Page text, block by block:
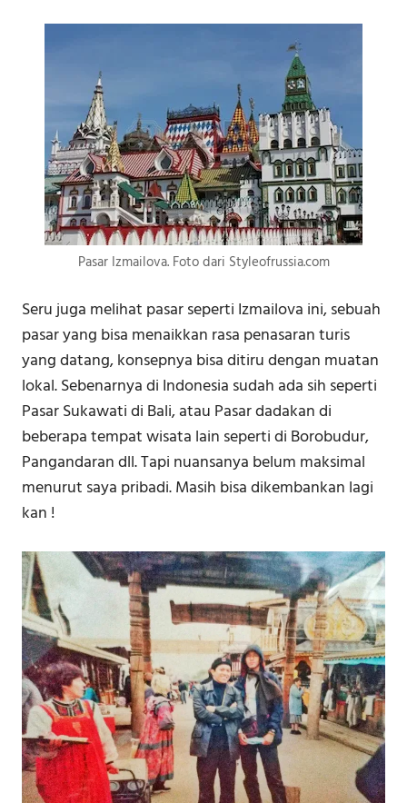
Pasar Izmailova. Foto dari Styleofrussia.com
Seru juga melihat pasar seperti Izmailova ini, sebuah
pasar yang bisa menaikkan rasa penasaran turis
yang datang, konsepnya bisa ditiru dengan muatan
lokal. Sebenarnya di Indonesia sudah ada sih seperti
Pasar Sukawati di Bali, atau Pasar dadakan di
beberapa tempat wisata lain seperti di Borobudur,
Pangandaran dll. Tapi nuansanya belum maksimal
menurut saya pribadi. Masih bisa dikembankan lagi
kan !